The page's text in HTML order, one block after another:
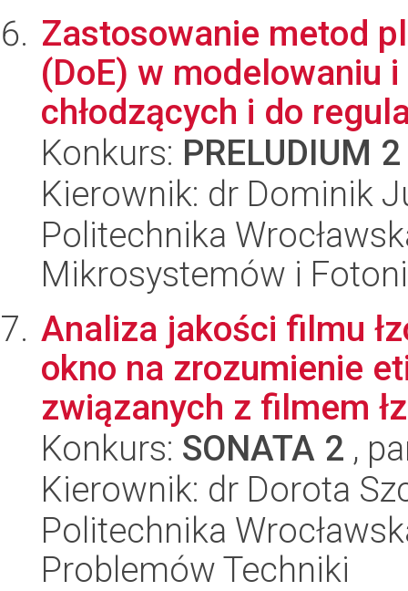
Zastosowanie metod
(DoE) w modelowaniu
chłodzących i do
Konkurs: PRELUDIUM 2
Kierownik: dr Dominik
Politechnika
Mikrosystemów i
Analiza jakości filmu
okno na zrozumienie
związanych z filmem
Konkurs: SONATA 2 ,
Kierownik: dr Dorota
Politechnika
Problemów Techniki